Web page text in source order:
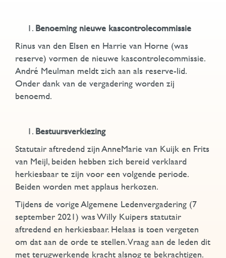
Benoeming nieuwe kascontrolecommissie
Rinus van den Elsen en Harrie van Horne (was
reserve) vormen de nieuwe kascontrolecommissie.
André Meulman meldt zich aan als reserve-lid.
Onder dank van de vergadering worden zij
benoemd.
Bestuursverkiezing
Statutair aftredend zijn AnneMarie van Kuijk en Frits
van Meijl, beiden hebben zich bereid verklaard
herkiesbaar te zijn voor een volgende periode.
Beiden worden met applaus herkozen.
Tijdens de vorige Algemene Ledenvergadering (7
september 2021) was Willy Kuipers statutair
aftredend en herkiesbaar. Helaas is toen vergeten
om dat aan de orde te stellen. Vraag aan de leden dit
met terugwerkende kracht alsnog te bekrachtigen.